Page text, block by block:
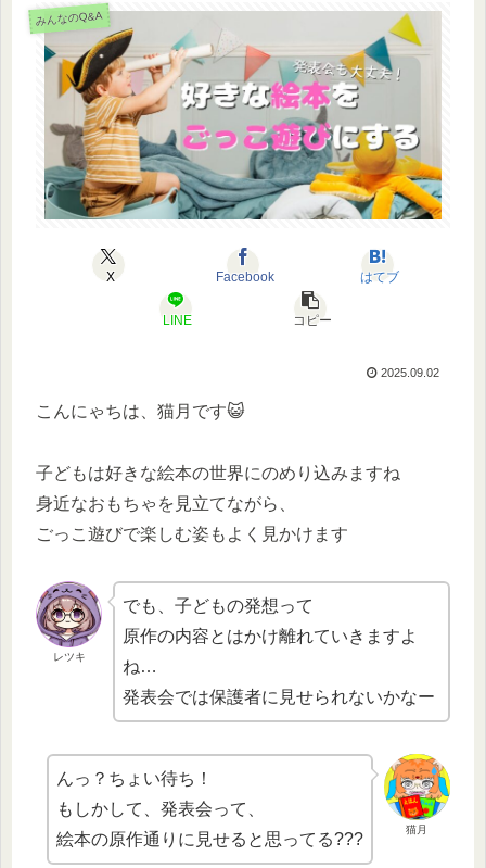
みんなのQ&A
X Facebook はてブ
LINE コピー
2025.09.02
こんにゃちは、猫月です😺
子どもは好きな絵本の世界にのめり込みますね
身近なおもちゃを見立てながら、
ごっこ遊びで楽しむ姿もよく見かけます
レツキ
でも、子どもの発想って
原作の内容とはかけ離れていきますよ
ね…
発表会では保護者に見せられないかなー
猫月
んっ？ちょい待ち！
もしかして、発表会って、
絵本の原作通りに見せると思ってる???